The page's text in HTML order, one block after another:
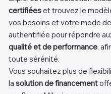
certifiéeset trouvez le
vos besoins et votre mode
authentifiée pour répondre
qualité et de performance,
toute sérénité.
Vous souhaitez plus de
lasolution de financement